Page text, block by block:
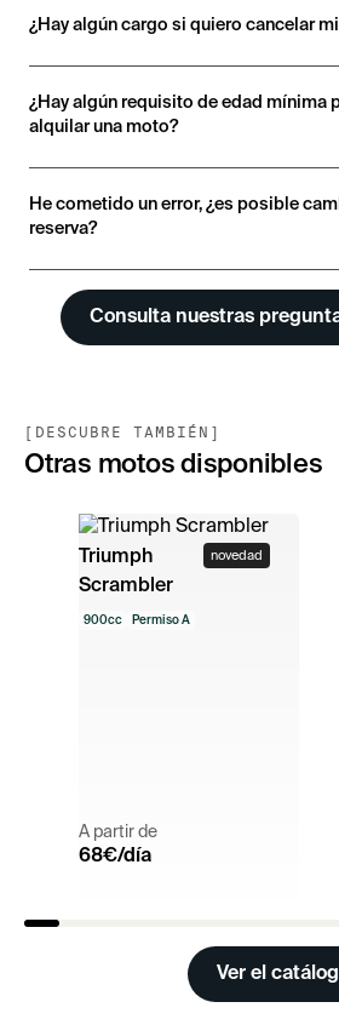
¿Hay algún cargo si quiero cancelar
¿Hay algún requisito de edad mínima
alquilar una moto?
He cometido un error, ¿es posible
reserva?
Consulta nuestras
[DESCUBRE TAMBIÉN]
Otras motos disponibles
Triumph
Scrambler
novedad
900cc Permiso A
A partir de
68€/día
Ver el